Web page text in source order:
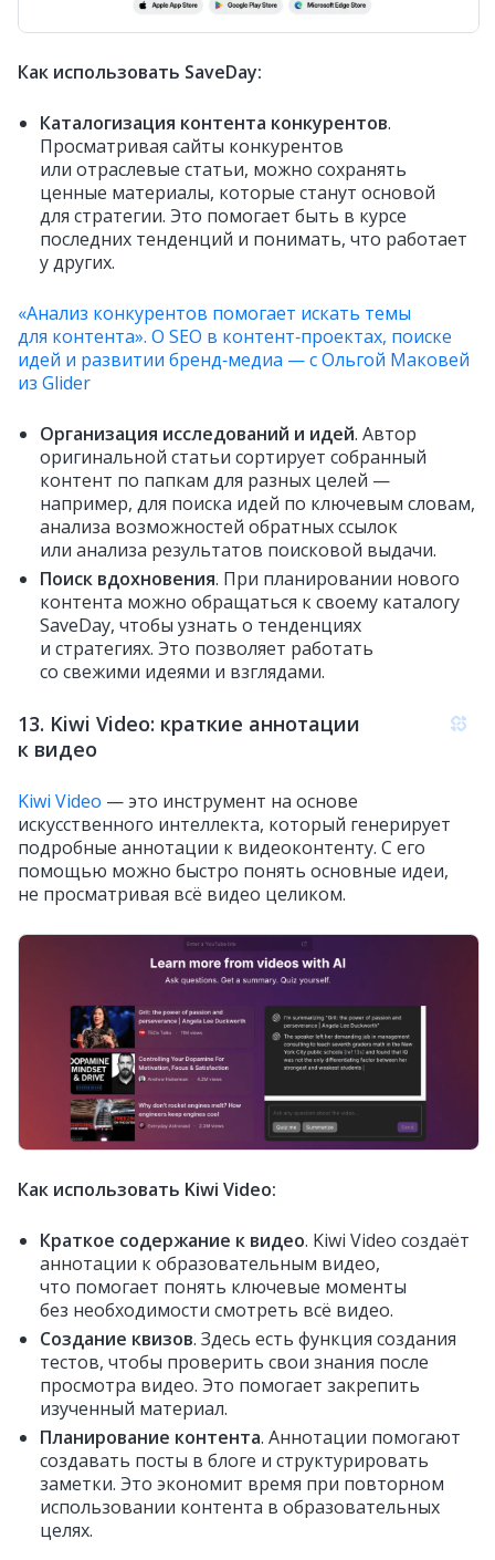
Как использовать SaveDay:
Каталогизация контента конкурентов.
Просматривая сайты конкурентов
или отраслевые статьи, можно сохранять
ценные материалы, которые станут основой
для стратегии. Это помогает быть в курсе
последних тенденций и понимать, что работает
у других.
«Анализ конкурентов помогает искать темы
для контента». О SEO в контент‑проектах, поиске
идей и развитии бренд‑медиа — с Ольгой Маковей
из Glider
Организация исследований и идей. Автор
оригинальной статьи сортирует собранный
контент по папкам для разных целей —
например, для поиска идей по ключевым словам,
анализа возможностей обратных ссылок
или анализа результатов поисковой выдачи.
Поиск вдохновения. При планировании нового
контента можно обращаться к своему каталогу
SaveDay, чтобы узнать о тенденциях
и стратегиях. Это позволяет работать
со свежими идеями и взглядами.
13. Kiwi Video: краткие аннотации
к видео
Kiwi Video — это инструмент на основе
искусственного интеллекта, который генерирует
подробные аннотации к видеоконтенту. С его
помощью можно быстро понять основные идеи,
не просматривая всё видео целиком.
Как использовать Kiwi Video:
Краткое содержание к видео. Kiwi Video создаёт
аннотации к образовательным видео,
что помогает понять ключевые моменты
без необходимости смотреть всё видео.
Создание квизов. Здесь есть функция создания
тестов, чтобы проверить свои знания после
просмотра видео. Это помогает закрепить
изученный материал.
Планирование контента. Аннотации помогают
создавать посты в блоге и структурировать
заметки. Это экономит время при повторном
использовании контента в образовательных
целях.